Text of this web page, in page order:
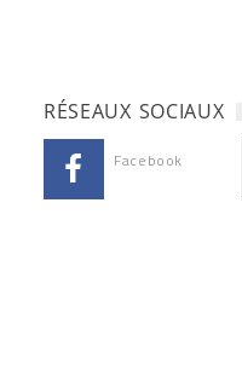
RÉSEAUX SOCIAUX
Facebook